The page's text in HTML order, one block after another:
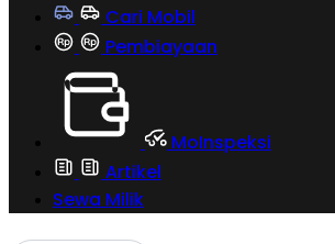
Cari Mobil
Pembiayaan
MoInspeksi
Artikel
Sewa Milik